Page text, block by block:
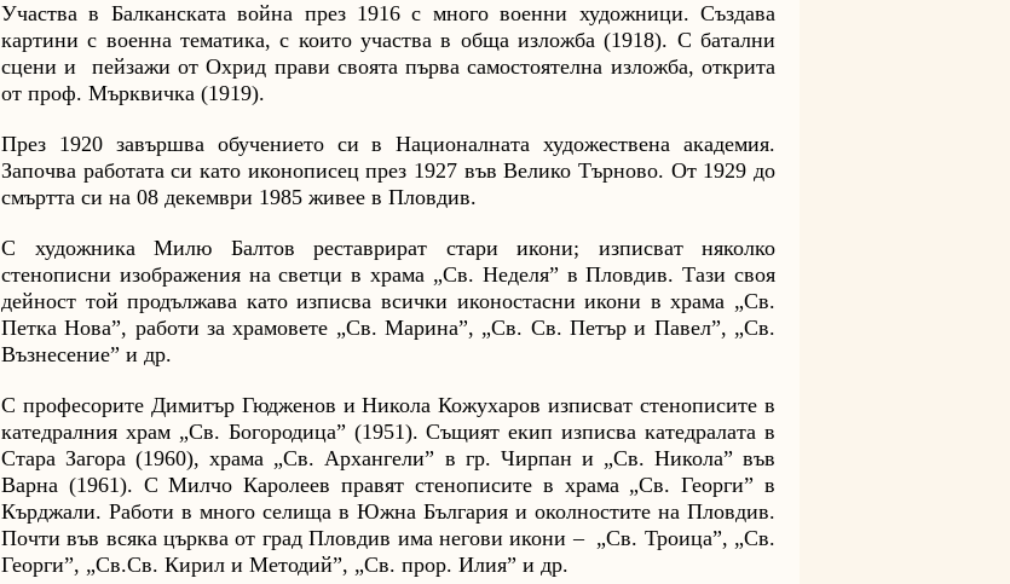
Участва в Балканската война през 1916 с много военни художници. Създава
картини с военна тематика, с които участва в обща изложба (1918). С батални
сцени и пейзажи от Охрид прави своята първа самостоятелна изложба, открита
от проф. Мърквичка (1919).
През 1920 завършва обучението си в Националната художествена академия.
Започва работата си като иконописец през 1927 във Велико Търново. От 1929 до
смъртта си на 08 декември 1985 живее в Пловдив.
С художника Милю Балтов реставрират стари икони; изписват няколко
стенописни изображения на светци в храма „Св. Неделя” в Пловдив. Тази своя
дейност той продължава като изписва всички иконостасни икони в храма „Св.
Петка Нова”, работи за храмовете „Св. Марина”, „Св. Св. Петър и Павел”, „Св.
Възнесение” и др.
С професорите Димитър Гюдженов и Никола Кожухаров изписват стенописите в
катедралния храм „Св. Богородица” (1951). Същият екип изписва катедралата в
Стара Загора (1960), храма „Св. Архангели” в гр. Чирпан и „Св. Никола” във
Варна (1961). С Милчо Каролеев правят стенописите в храма „Св. Георги” в
Кърджали. Работи в много селища в Южна България и околностите на Пловдив.
Почти във всяка църква от град Пловдив има негови икони – „Св. Троица”, „Св.
Георги”, „Св.Св. Кирил и Методий”, „Св. прор. Илия” и др.